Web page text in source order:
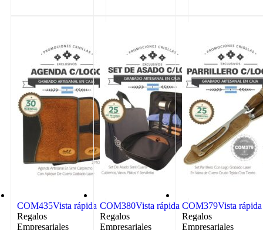
COM435Vista rápida
Regalos
Empresariales
COM380Vista rápida
Regalos
Empresariales
COM379Vista rápida
Regalos
Empresariales